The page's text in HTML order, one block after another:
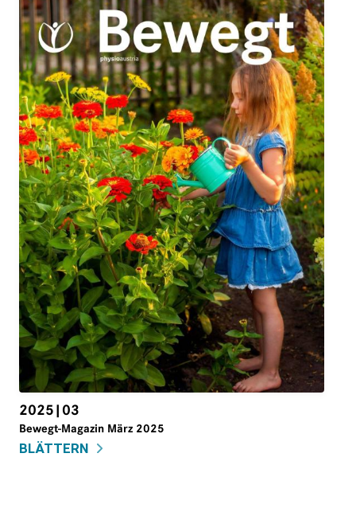
2025|03
Bewegt-Magazin März 2025
BLÄTTERN